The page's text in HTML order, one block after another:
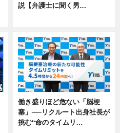
説【弁護士に聞く男…
働き盛りほど危ない「脳梗
塞」──リクルート出身社長が
挑む“命のタイムリ…